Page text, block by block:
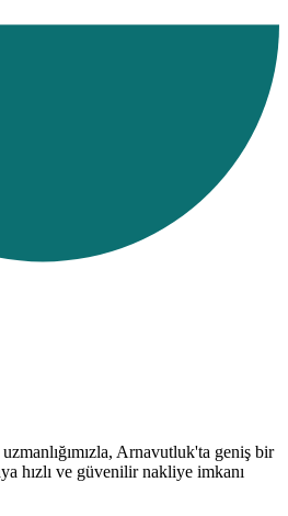
Arnavutluk'ta geniş bir
hızlı ve güvenilir nakliye imkanı